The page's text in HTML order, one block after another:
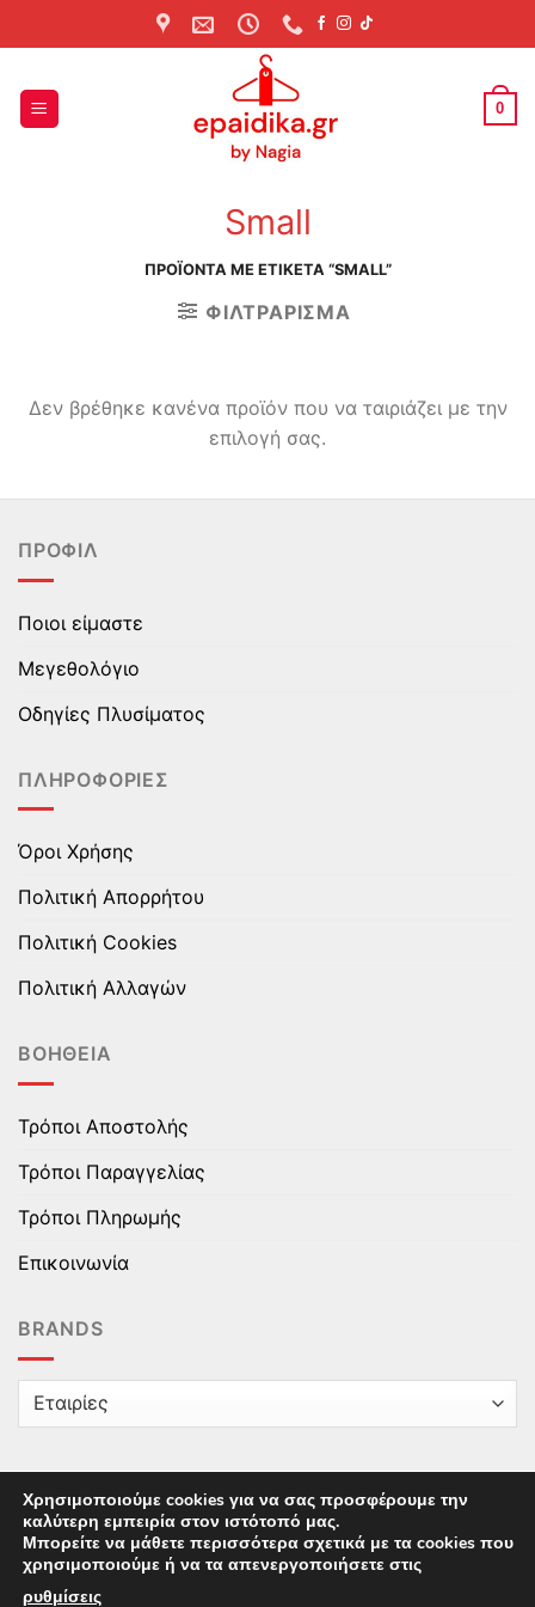
to
0
Small
ΠΡΟΪΌΝΤΑ ΜΕ ΕΤΙΚΈΤΑ “SMALL”
ΦΙΛΤΡΆΡΙΣΜΑ
Δεν βρέθηκε κανένα προϊόν που να ταιριάζει με την
επιλογή σας.
ΠΡΟΦΊΛ
Ποιοι είμαστε
Μεγεθολόγιο
Οδηγίες Πλυσίματος
ΠΛΗΡΟΦΟΡΊΕΣ
Όροι Χρήσης
Πολιτική Απορρήτου
Πολιτική Cookies
Πολιτική Αλλαγών
ΒΟΉΘΕΙΑ
Τρόποι Αποστολής
Τρόποι Παραγγελίας
Τρόποι Πληρωμής
Επικοινωνία
BRANDS
Copyright © 2025 epaidika.gr / All Rights Reserved /
Supported byStarten Development
Χρησιμοποιούμε cookies για να σας προσφέρουμε την
καλύτερη εμπειρία στον ιστότοπό μας.
Μπορείτε να μάθετε περισσότερα σχετικά με τα cookies που
χρησιμοποιούμε ή να τα απενεργοποιήσετε στις
ρυθμίσεις
This site uses cookies to offer you a better browsing
experience. By browsing this website, you agree to our